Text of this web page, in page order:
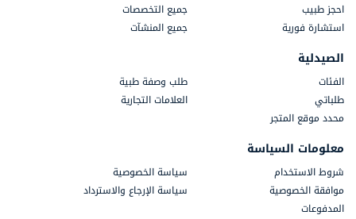
احجز طبيب
جميع التخصصات
استشارة فورية
جميع المنشآت
الصيدلية
الفئات
طلب وصفة طبية
طلباتي
العلامات التجارية
محدد موقع المتجر
معلومات السياسة
شروط الاستخدام
سياسة الخصوصية
موافقة الخصوصية
سياسة الإرجاع والاسترداد
المدفوعات